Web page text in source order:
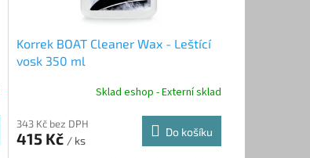
Korrek BOAT Cleaner Wax - Leštící
vosk 350 ml
Sklad eshop - Externí sklad
343 Kč bez DPH
415 Kč / ks
Do košíku